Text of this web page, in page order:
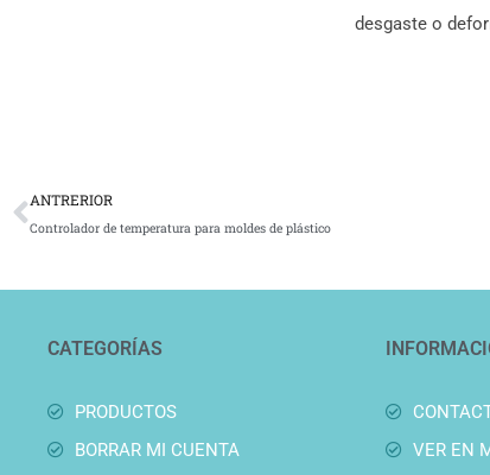
desgaste o
Ant
ANTRERIOR
Controlador de temperatura para moldes de plástico
CATEGORÍAS
PRODUCTOS
BORRAR MI CUENTA
VER EN